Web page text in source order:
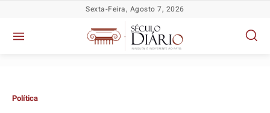
Sexta-Feira, Agosto 7, 2026
Política